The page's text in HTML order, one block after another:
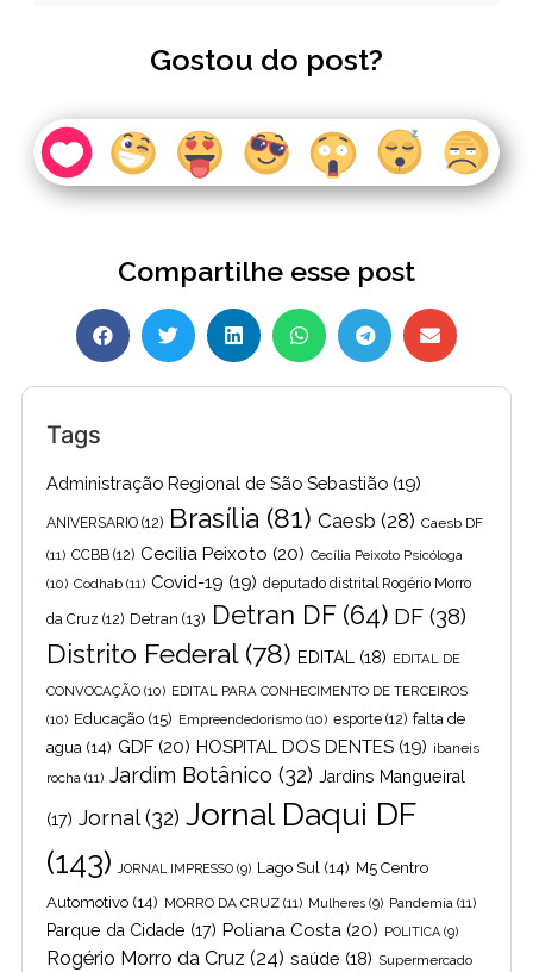
Gostou do post?
Compartilhe esse post
Tags
Administração Regional de São Sebastião (19)
ANIVERSARIO (12) Brasília (81) Caesb (28) Caesb DF
(11) CCBB (12) Cecilia Peixoto (20) Cecília Peixoto Psicóloga
(10) Codhab (11) Covid-19 (19) deputado distrital Rogério Morro
da Cruz (12) Detran (13) Detran DF(64) DF (38)
Distrito Federal(78) EDITAL (18) EDITAL DE
CONVOCAÇÃO (10) EDITAL PARA CONHECIMENTO DE TERCEIROS
(10) Educação (15) Empreendedorismo (10) esporte (12) falta de
agua (14) GDF (20) HOSPITAL DOS DENTES (19) ibaneis
rocha (11) Jardim Botânico (32) Jardins Mangueiral
(17) Jornal(32) Jornal Daqui DF
(143)
JORNAL IMPRESSO (9) Lago Sul (14) M5 Centro
Automotivo (14) MORRO DA CRUZ (11) Mulheres (9) Pandemia (11)
Parque da Cidade (17) Poliana Costa (20) POLITICA (9)
Rogério Morro da Cruz (24) saúde (18) Supermercado